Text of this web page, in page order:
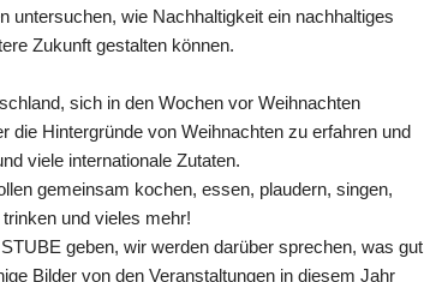
untersuchen, wie Nachhaltigkeit ein nachhaltiges
Zukunft gestalten können.
sich in den Wochen vor Weihnachten
die Hintergründe von Weihnachten zu erfahren und
viele internationale Zutaten.
gemeinsam kochen, essen, plaudern, singen,
und vieles mehr!
geben, wir werden darüber sprechen, was gut
Bilder von den Veranstaltungen in diesem Jahr